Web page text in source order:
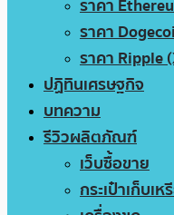
ราคา
ราคา
ราคา Ripple
ปฏิทินเศรษฐกิจ
บทความ
รีวิวผลิตภัณฑ์
เว็บซื้อขาย
กระเป๋าเก็บเ